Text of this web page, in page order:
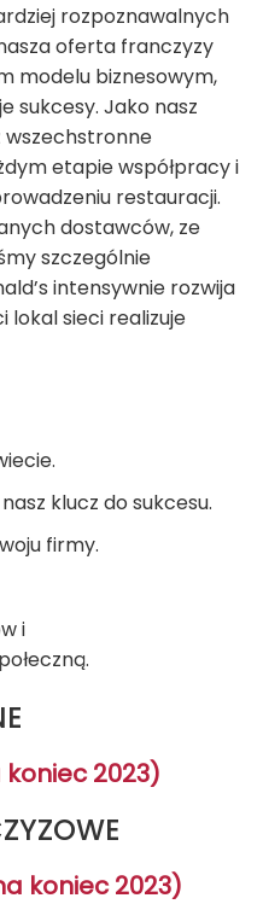
rozpoznawalnych
oferta franczyzy
modelu biznesowym,
sukcesy. Jako nasz
etapie współpracy i
restauracji.
dostawców, ze
szczególnie
intensywnie rozwija
lokal sieci realizuje
klucz do sukcesu.
firmy.
i
2023)
koniec 2023)